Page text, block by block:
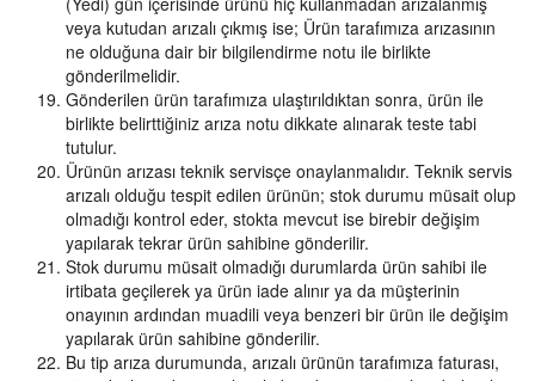
veya kutudan arızalı çıkmış ise; Ürün tarafımıza arızasının
ne olduğuna dair bir bilgilendirme notu ile birlikte
gönderilmelidir.
Gönderilen ürün tarafımıza ulaştırıldıktan sonra, ürün ile
birlikte belirttiğiniz arıza notu dikkate alınarak teste tabi
tutulur.
Ürünün arızası teknik servisçe onaylanmalıdır. Teknik servis
arızalı olduğu tespit edilen ürünün; stok durumu müsait olup
olmadığı kontrol eder, stokta mevcut ise birebir değişim
yapılarak tekrar ürün sahibine gönderilir.
Stok durumu müsait olmadığı durumlarda ürün sahibi ile
irtibata geçilerek ya ürün iade alınır ya da müşterinin
onayının ardından muadili veya benzeri bir ürün ile değişim
yapılarak ürün sahibine gönderilir.
Bu tip arıza durumunda, arızalı ürünün tarafımıza faturası,